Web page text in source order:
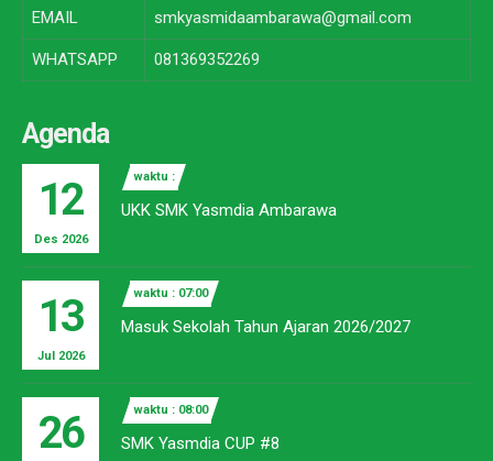
EMAIL smkyasmidaambarawa@gmail.com
WHATSAPP 081369352269
Agenda
12
Des 2026
waktu :
UKK SMK Yasmdia Ambarawa
13
Jul 2026
waktu : 07:00
Masuk Sekolah Tahun Ajaran 2026/2027
26 waktu : 08:00
SMK Yasmdia CUP #8